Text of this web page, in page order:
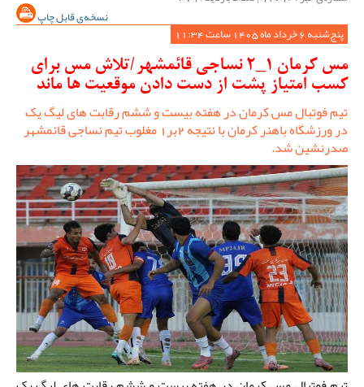
نسخه‌ی قابل چاپ
پنج‌شنبه 6 خرداد ماه 1405 ساعت 11:34
مس کرمان 1_2 نساجی قائمشهر/تلاش مس برای
کسب امتیاز پشت از دست دادن موقعیت ها ماند
تیم فوتبال مس کرمان در هفته بیست و ششم رقابت های لیگ یک
در ورزشگاه باهنر کرمان با نتیجه 2بر1 مغلوب تیم نساجی قائمشهر
صدرنشین شد.